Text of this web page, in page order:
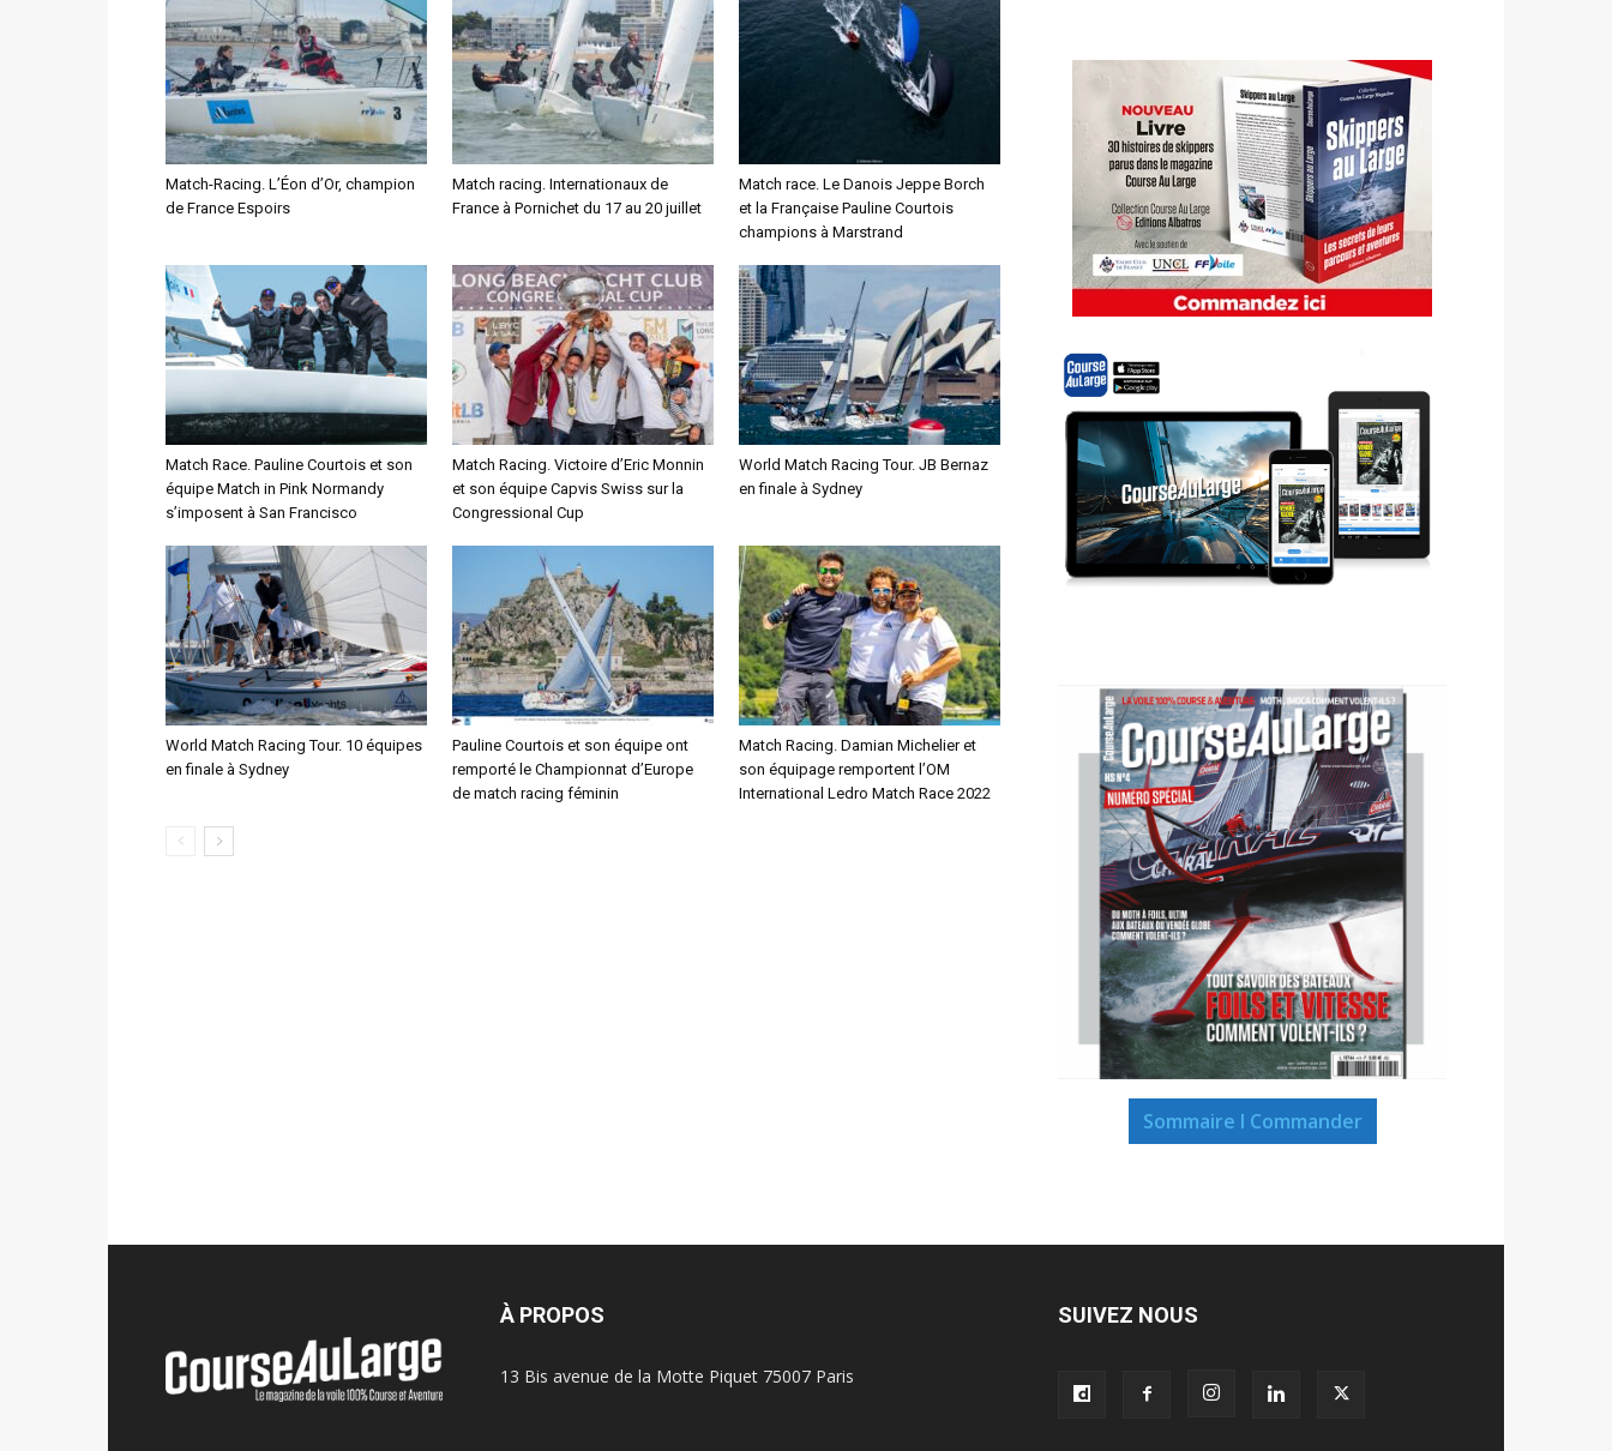
Match-Racing. L’Éon d’Or, champion
de France Espoirs
Match racing. Internationaux de
France à Pornichet du 17 au 20 juillet
Match race. Le Danois Jeppe Borch
et la Française Pauline Courtois
champions à Marstrand
Match Race. Pauline Courtois et son
équipe Match in Pink Normandy
s’imposent à San Francisco
Match Racing. Victoire d’Eric Monnin
et son équipe Capvis Swiss sur la
Congressional Cup
World Match Racing Tour. JB Bernaz
en finale à Sydney
World Match Racing Tour. 10 équipes
en finale à Sydney
Pauline Courtois et son équipe ont
remporté le Championnat d’Europe
de match racing féminin
Match Racing. Damian Michelier et
son équipage remportent l’OM
International Ledro Match Race 2022
Sommaire I Commander
À PROPOS
13 Bis avenue de la Motte Piquet 75007 Paris
SUIVEZ NOUS